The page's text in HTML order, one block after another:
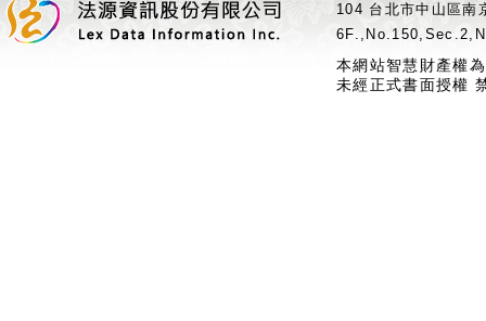
104 台北市中山區
本網站智慧財產權
未經正式書面授權